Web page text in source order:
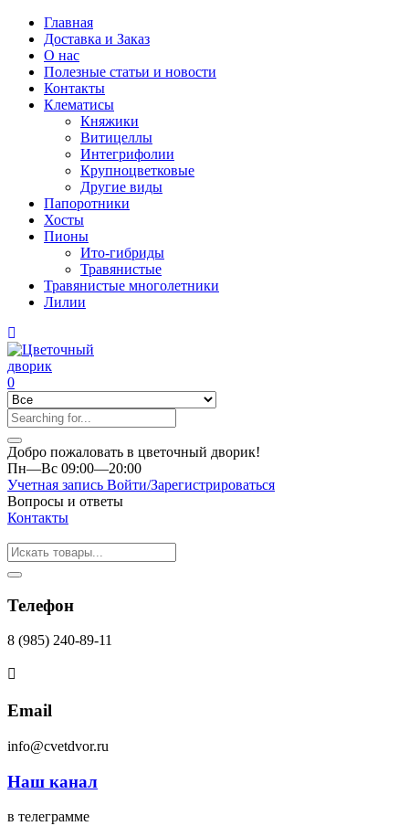
Главная
Доставка и Заказ
О нас
Полезные статьи и новости
Контакты
Клематисы
Княжики
Витицеллы
Интегрифолии
Крупноцветковые
Другие виды
Папоротники
Хосты
Пионы
Ито-гибриды
Травянистые
Травянистые многолетники
Лилии
0
Добро пожаловать в цветочный дворик!
Пн—Вс 09:00—20:00
Учетная запись Войти/Зарегистрироваться
Вопросы и ответы
Контакты
Телефон
8 (985) 240-89-11
Email
info@cvetdvor.ru
Наш канал
в телеграмме